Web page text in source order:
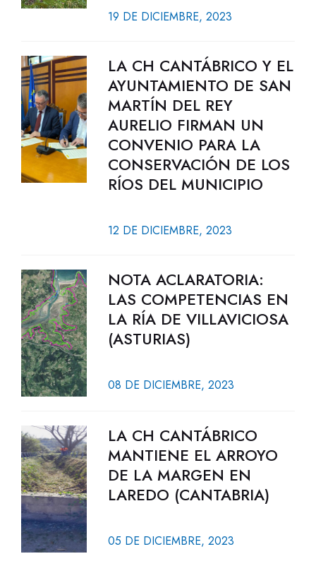
19 DE DICIEMBRE, 2023
LA CH CANTÁBRICO Y EL
AYUNTAMIENTO DE SAN
MARTÍN DEL REY
AURELIO FIRMAN UN
CONVENIO PARA LA
CONSERVACIÓN DE LOS
RÍOS DEL MUNICIPIO
12 DE DICIEMBRE, 2023
NOTA ACLARATORIA:
LAS COMPETENCIAS EN
LA RÍA DE VILLAVICIOSA
(ASTURIAS)
08 DE DICIEMBRE, 2023
LA CH CANTÁBRICO
MANTIENE EL ARROYO
DE LA MARGEN EN
LAREDO (CANTABRIA)
05 DE DICIEMBRE, 2023